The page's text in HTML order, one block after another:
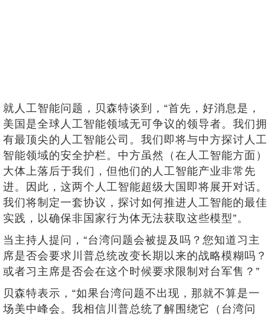
就人工智能问题，贝森特谈到，“首先，好消息是，
美国是全球人工智能领域无可争议的领导者。我们拥
有最顶尖的人工智能公司。我们即将与中方探讨人工
智能领域的安全护栏。中方虽然（在人工智能方面）
大体上落后于我们，但他们的人工智能产业非常先
进。因此，这两个人工智能超级大国即将展开对话。
我们将制定一套协议，探讨如何推进人工智能的最佳
实践，以确保非国家行为体无法获取这些模型”。
当主持人提问，“台湾问题会被提及吗？您知道习主
席是否会要求川普总统改变长期以来的战略模糊吗？
或者习主席是否会在这个时候要求限制对台军售？”
贝森特表示，“如果台湾问题不出现，那就不算是一
场美中峰会。我相信川普总统了解围绕它（台湾问